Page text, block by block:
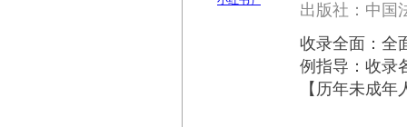
出版社：中
收录全面：全
例指导：收录
【历年未成